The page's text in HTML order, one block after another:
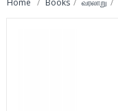
Home Books வரலாறு